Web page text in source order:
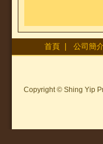
首頁 公司簡介
Copyright © Shing Yip